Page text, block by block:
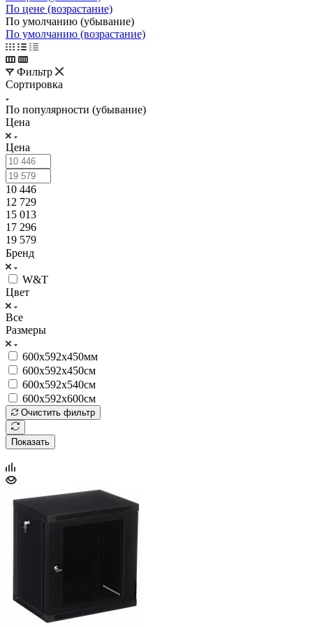
По цене (возрастание)
По умолчанию (убывание)
По умолчанию (возрастание)
Фильтр
Сортировка
По популярности (убывание)
Цена
Цена
10 446
12 729
15 013
17 296
19 579
Бренд
W&T
Цвет
Все
Размеры
600х592х450мм
600х592х450см
600х592х540см
600х592х600см
Очистить фильтр
Показать